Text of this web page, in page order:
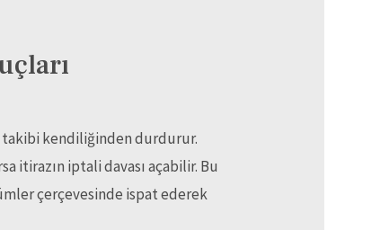
takibi kendiliğinden durdurur.
itirazın iptali davası açabilir. Bu
çerçevesinde ispat ederek